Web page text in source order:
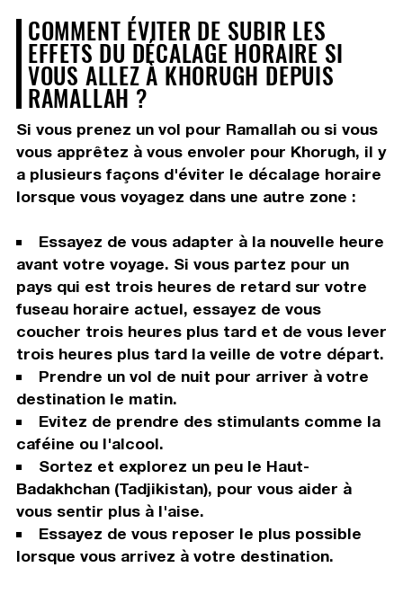
COMMENT ÉVITER DE SUBIR LES
EFFETS DU DÉCALAGE HORAIRE SI
VOUS ALLEZ À KHORUGH DEPUIS
RAMALLAH ?
Si vous prenez un vol pour Ramallah ou si vous
vous apprêtez à vous envoler pour Khorugh, il y
a plusieurs façons d'éviter le décalage horaire
lorsque vous voyagez dans une autre zone :
Essayez de vous adapter à la nouvelle heure
avant votre voyage. Si vous partez pour un
pays qui est trois heures de retard sur votre
fuseau horaire actuel, essayez de vous
coucher trois heures plus tard et de vous lever
trois heures plus tard la veille de votre départ.
Prendre un vol de nuit pour arriver à votre
destination le matin.
Evitez de prendre des stimulants comme la
caféine ou l'alcool.
Sortez et explorez un peu le Haut-
Badakhchan (Tadjikistan), pour vous aider à
vous sentir plus à l'aise.
Essayez de vous reposer le plus possible
lorsque vous arrivez à votre destination.